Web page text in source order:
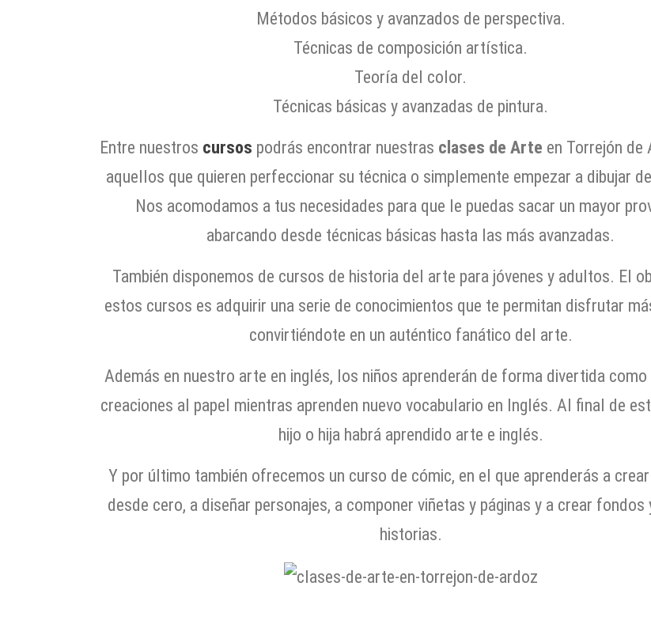
Métodos básicos y avanzados de perspectiva.
Técnicas de composición artística.
Teoría del color.
Técnicas básicas y avanzadas de pintura.
Entre nuestros cursos podrás encontrar nuestras clases de Arte en Torrejón de
aquellos que quieren perfeccionar su técnica o simplemente empezar a dibujar
Nos acomodamos a tus necesidades para que le puedas sacar un mayor
abarcando desde técnicas básicas hasta las más avanzadas.
También disponemos de cursos de historia del arte para jóvenes y adultos. El
estos cursos es adquirir una serie de conocimientos que te permitan disfrutar
convirtiéndote en un auténtico fanático del arte.
Además en nuestro arte en inglés, los niños aprenderán de forma divertida
creaciones al papel mientras aprenden nuevo vocabulario en Inglés. Al final de
hijo o hija habrá aprendido arte e inglés.
Y por último también ofrecemos un curso de cómic, en el que aprenderás a
desde cero, a diseñar personajes, a componer viñetas y páginas y a crear fondos
historias.